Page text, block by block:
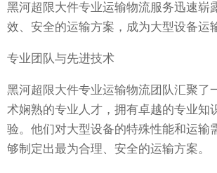
黑河超限大件专业运输物流服务迅速崭
效、安全的运输方案，成为大型设备运
专业团队与先进技术
黑河超限大件专业运输物流团队汇聚了
术娴熟的专业人才，拥有卓越的专业知
验。他们对大型设备的特殊性能和运输
够制定出最为合理、安全的运输方案。